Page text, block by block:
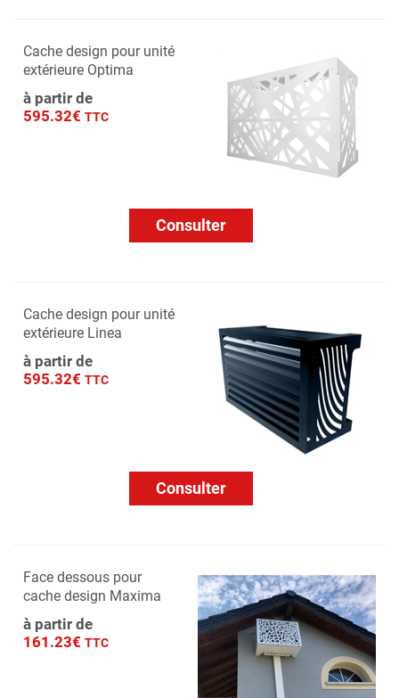
Cache design pour unité
extérieure Optima
à partir de
595.32€ TTC
Consulter
Cache design pour unité
extérieure Linea
à partir de
595.32€ TTC
Consulter
Face dessous pour
cache design Maxima
à partir de
161.23€ TTC